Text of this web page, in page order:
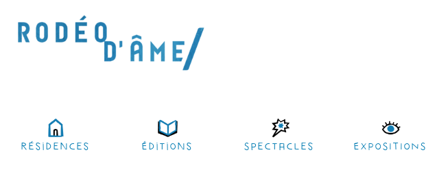
résidences Éditions Spectacles EXPOSITIONS